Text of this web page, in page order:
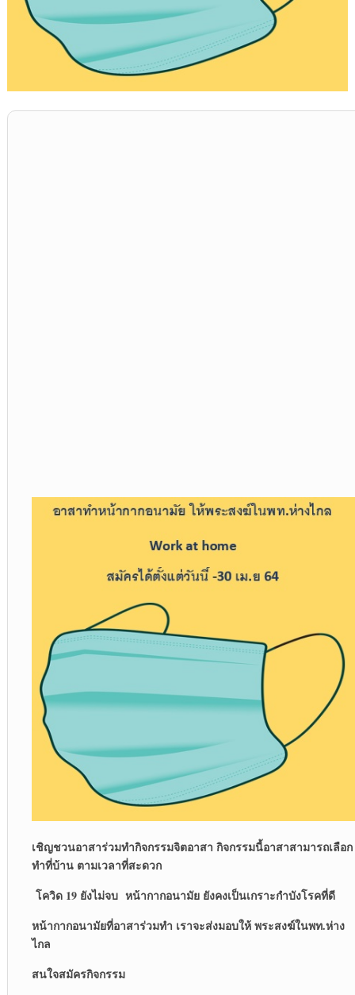
เชิญชวนอาสาร่วมทำกิจกรรมจิตอาสา กิจกรรมนี้อาสาสามารถเลือก
ทำที่บ้าน ตามเวลาที่สะดวก
โควิด 19 ยังไม่จบ หน้ากากอนามัย ยังคงเป็นเกราะกำบังโรคที่ดี
หน้ากากอนามัยที่อาสาร่วมทำ เราจะส่งมอบให้ พระสงฆ์ในพท.ห่าง
ไกล
สนใจสมัครกิจกรรม